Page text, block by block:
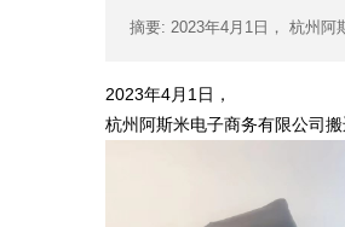
摘要: 2023年4月1日， 杭州阿
2023年4月1日，
杭州阿斯米电子商务有限公司